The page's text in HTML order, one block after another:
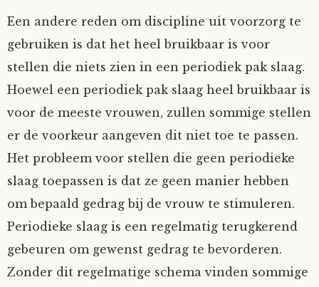
Een andere reden om discipline uit voorzorg te
gebruiken is dat het heel bruikbaar is voor
stellen die niets zien in een periodiek pak slaag.
Hoewel een periodiek pak slaag heel bruikbaar is
voor de meeste vrouwen, zullen sommige stellen
er de voorkeur aangeven dit niet toe te passen.
Het probleem voor stellen die geen periodieke
slaag toepassen is dat ze geen manier hebben
om bepaald gedrag bij de vrouw te stimuleren.
Periodieke slaag is een regelmatig terugkerend
gebeuren om gewenst gedrag te bevorderen.
Zonder dit regelmatige schema vinden sommige